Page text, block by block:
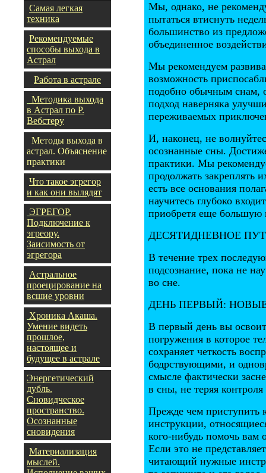
Самая легкая
техника
Рекомендуемые
способы выхода в
Астрал
Работа в астрале
Методика выхода
в Астрал по Р.
Вебстеру
Методы выхода в
астрал. Объяснение
практики
Что такое эгрегор
и как они вылядят
ЭГРЕГОР.
Подключение к
эгреору.
Заисимость от
эгрегора
Астральное
проецирование на
всшие уровни
Хроника Акаша.
Умение видеть
прошлое,
настоящее и
будущее в астрале
Энергетический
дубль.
Сновидческое
пространство.
Осознанные
сновидения
Материализация
мыслей.
Мы, однако, не
пытаться втиснуть
большинство из
объединенное
Мы рекомендуем
возможность
подобно обычным снам,
подход наверняка
переживаемых
И, наконец, не
осознанные сны.
практики. Мы
продолжать закреплять
есть все основания
научитесь глубоко
приобретя еще большую
ДЕСЯТИДНЕВНОЕ
В течение трех
подсознание, пока не
во сне.
ДЕНЬ ПЕРВЫЙ:
В первый день вы
погружения в которое
сохраняет четкость
бодрствующими, и
смысле фактически
в сны, не теряя
Прежде чем приступить
инструкции,
кого-нибудь помочь вам
Если это не
читающий нужные